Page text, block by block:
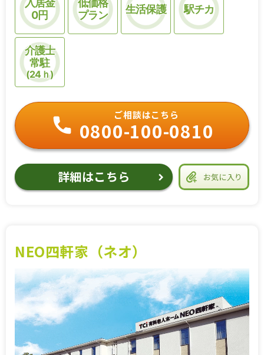
入居金
0円
低価格
プラン
生活保護 駅チカ
介護士
常駐
(24ｈ)
お気に入り
ご相談はこちら
0800-100-0810
詳細はこちら
NEO四軒家（ネオ）